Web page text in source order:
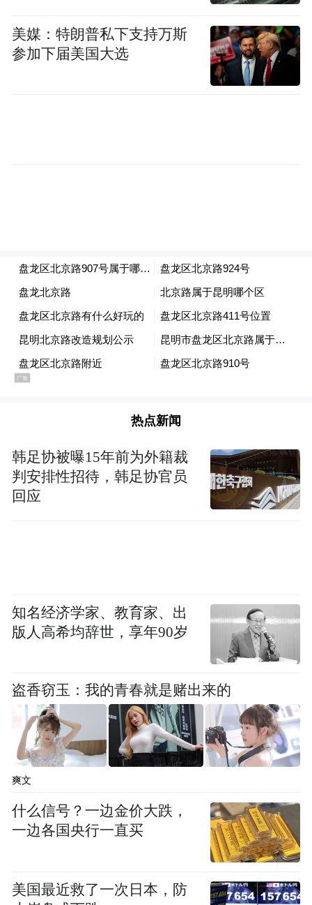
美媒：特朗普私下支持万斯
参加下届美国大选
热点新闻
韩足协被曝15年前为外籍裁
判安排性招待，韩足协官员
回应
知名经济学家、教育家、出
版人高希均辞世，享年90岁
盗香窃玉：我的青春就是赌出来的
爽文
什么信号？一边金价大跌，
一边各国央行一直买
美国最近救了一次日本，防